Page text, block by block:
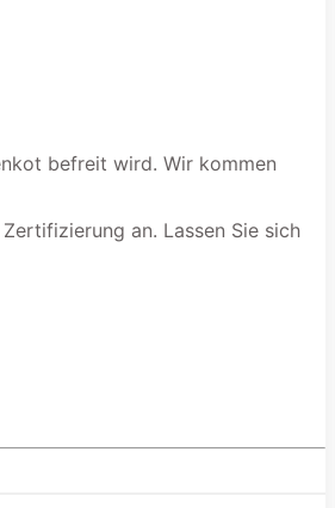
befreit wird. Wir kommen
an. Lassen Sie sich